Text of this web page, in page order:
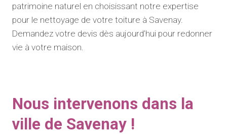
patrimoine naturel en choisissant notre expertise
pour le nettoyage de votre toiture à Savenay.
Demandez votre devis dès aujourd’hui pour redonner
vie à votre maison.
Nous intervenons dans la
ville de Savenay !